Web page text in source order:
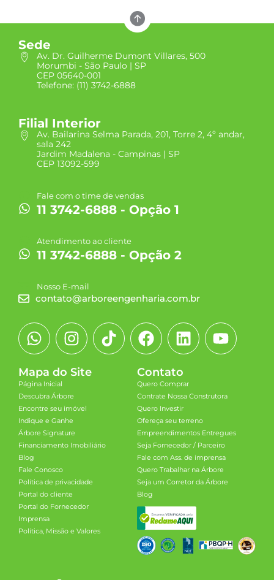
Sede
Av. Dr. Guilherme Dumont Villares, 500
Morumbi - São Paulo | SP
CEP 05640-001
Telefone: (11) 3742-6888
Filial Interior
Av. Bailarina Selma Parada, 201, Torre 2, 4º andar,
sala 242
Jardim Madalena - Campinas | SP
CEP 13092-599
Fale com o time de vendas
11 3742-6888 - Opção 1
Atendimento ao cliente
11 3742-6888 - Opção 2
Nosso E-mail
contato@arboreengenharia.com.br
Mapa do Site
Página Inicial
Descubra Árbore
Encontre seu imóvel
Indique e Ganhe
Árbore Signature
Financiamento Imobiliário
Blog
Fale Conosco
Política de privacidade
Portal do cliente
Portal do Fornecedor
Imprensa
Política, Missão e Valores
Contato
Quero Comprar
Contrate Nossa Construtora
Quero Investir
Ofereça seu terreno
Empreendimentos Entregues
Seja Fornecedor / Parceiro
Fale com Ass. de imprensa
Quero Trabalhar na Árbore
Seja um Corretor da Árbore
Blog